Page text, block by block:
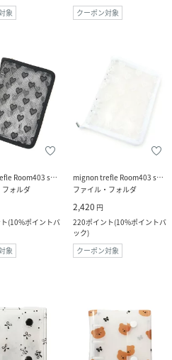
象
クーポン対象
mignon trefle Room403 selected
フォルダ
(10%ポイントバ
象
mignon trefle Room403 selected
ファイル・フォルダ
2,420 円
220ポイント(10%ポイントバ
ック)
クーポン対象